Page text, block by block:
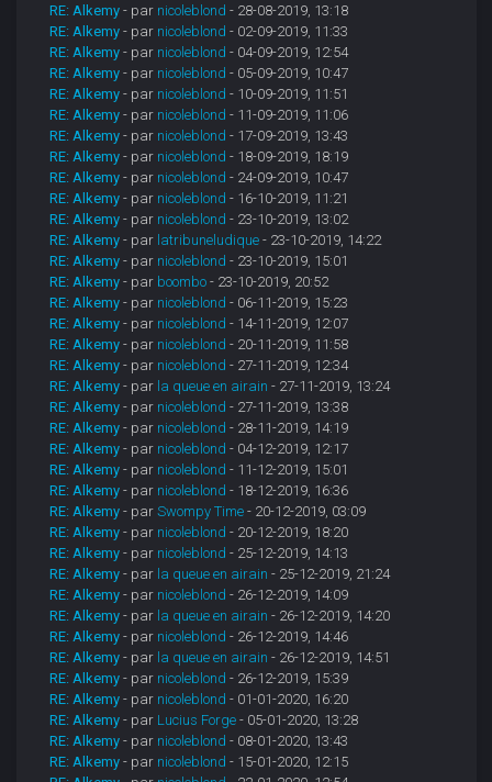
RE: Alkemy - par nicoleblond - 28-08-2019, 13:18
RE: Alkemy - par nicoleblond - 02-09-2019, 11:33
RE: Alkemy - par nicoleblond - 04-09-2019, 12:54
RE: Alkemy - par nicoleblond - 05-09-2019, 10:47
RE: Alkemy - par nicoleblond - 10-09-2019, 11:51
RE: Alkemy - par nicoleblond - 11-09-2019, 11:06
RE: Alkemy - par nicoleblond - 17-09-2019, 13:43
RE: Alkemy - par nicoleblond - 18-09-2019, 18:19
RE: Alkemy - par nicoleblond - 24-09-2019, 10:47
RE: Alkemy - par nicoleblond - 16-10-2019, 11:21
RE: Alkemy - par nicoleblond - 23-10-2019, 13:02
RE: Alkemy - par latribuneludique - 23-10-2019, 14:22
RE: Alkemy - par nicoleblond - 23-10-2019, 15:01
RE: Alkemy - par boombo - 23-10-2019, 20:52
RE: Alkemy - par nicoleblond - 06-11-2019, 15:23
RE: Alkemy - par nicoleblond - 14-11-2019, 12:07
RE: Alkemy - par nicoleblond - 20-11-2019, 11:58
RE: Alkemy - par nicoleblond - 27-11-2019, 12:34
RE: Alkemy - par la queue en airain - 27-11-2019, 13:24
RE: Alkemy - par nicoleblond - 27-11-2019, 13:38
RE: Alkemy - par nicoleblond - 28-11-2019, 14:19
RE: Alkemy - par nicoleblond - 04-12-2019, 12:17
RE: Alkemy - par nicoleblond - 11-12-2019, 15:01
RE: Alkemy - par nicoleblond - 18-12-2019, 16:36
RE: Alkemy - parSwompy Time - 20-12-2019, 03:09
RE: Alkemy - par nicoleblond - 20-12-2019, 18:20
RE: Alkemy - par nicoleblond - 25-12-2019, 14:13
RE: Alkemy - par la queue en airain - 25-12-2019, 21:24
RE: Alkemy - par nicoleblond - 26-12-2019, 14:09
RE: Alkemy - par la queue en airain - 26-12-2019, 14:20
RE: Alkemy - par nicoleblond - 26-12-2019, 14:46
RE: Alkemy - par la queue en airain - 26-12-2019, 14:51
RE: Alkemy - par nicoleblond - 26-12-2019, 15:39
RE: Alkemy - par nicoleblond - 01-01-2020, 16:20
RE: Alkemy - par Lucius Forge - 05-01-2020, 13:28
RE: Alkemy - par nicoleblond - 08-01-2020, 13:43
RE: Alkemy - par nicoleblond - 15-01-2020, 12:15